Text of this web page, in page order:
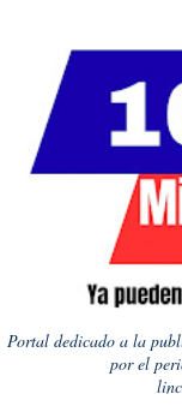
Portal dedicado a la
por el